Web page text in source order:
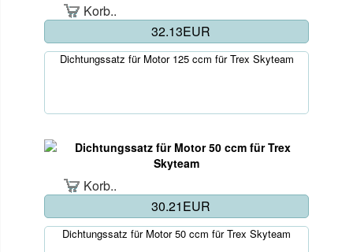
Korb..
32.13EUR
Dichtungssatz für Motor 125 ccm für Trex Skyteam
Korb..
30.21EUR
Dichtungssatz für Motor 50 ccm für Trex Skyteam